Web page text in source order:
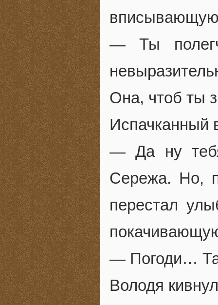
— Ты
Она, чтоб ты
Испачканный
— Да ну
Сережа. Но,
перестал
— Погоди…
Володя